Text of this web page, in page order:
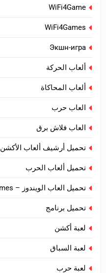
WiFi4Game
WiFi4Games
Экшн-игра
ألعاب الحركة
ألعاب المحاكاة
العاب حرب
العاب فلاش برق
تحميل أرشيف ألعاب الأكشن
تحميل ألعاب الحرب
تحميل العاب الويندوز – download pc games
تحميل برنامج
لعبة أكشن
لعبة السباق
لعبة حرب